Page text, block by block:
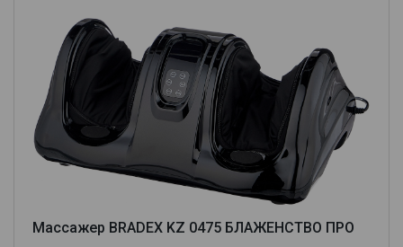
Массажер BRADEX KZ 0475 БЛАЖЕНСТВО ПРО